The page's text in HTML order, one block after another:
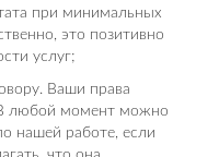
при минимальных
это позитивно
услуг;
Ваши права
любой момент можно
нашей работе, если